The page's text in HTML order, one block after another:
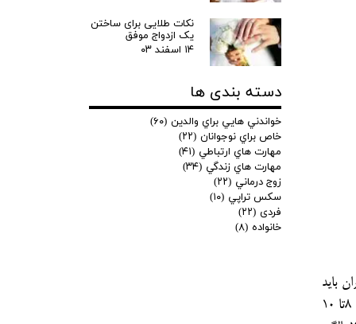
بايد
وزن بيشتري داده شود زيرا آنان با رفتارهاي طبيعي هر سن آشنايي بيشتري دارند. نشانه هاي بيماري كه در بالا ذكر شد مخصوص كودكان 8تا 10
نکات طلایی برای ساختن
یک ازدواج موفق
۱۴ اسفند ۰۳
دسته بندی ها
خواندني هايي براي والدين (۶۰)
خاص براي نوجوانان (۲۲)
مهارت هاي ارتباطي (۴۱)
مهارت هاي زندگي (۳۴)
زوج درماني (۲۲)
سكس تراپي (۱۰)
فردی (۲۲)
خانواده (۸)